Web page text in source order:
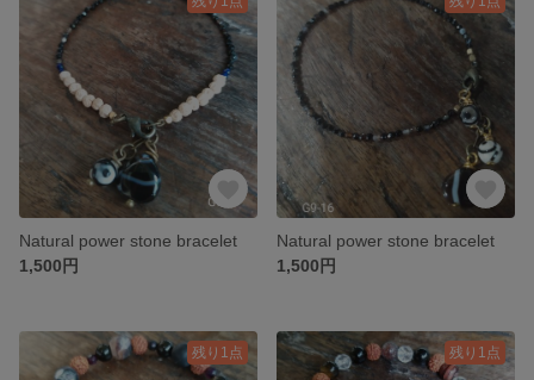
Natural power stone bracelet
1,500円
Natural power stone bracelet
1,500円
残り1点 残り1点